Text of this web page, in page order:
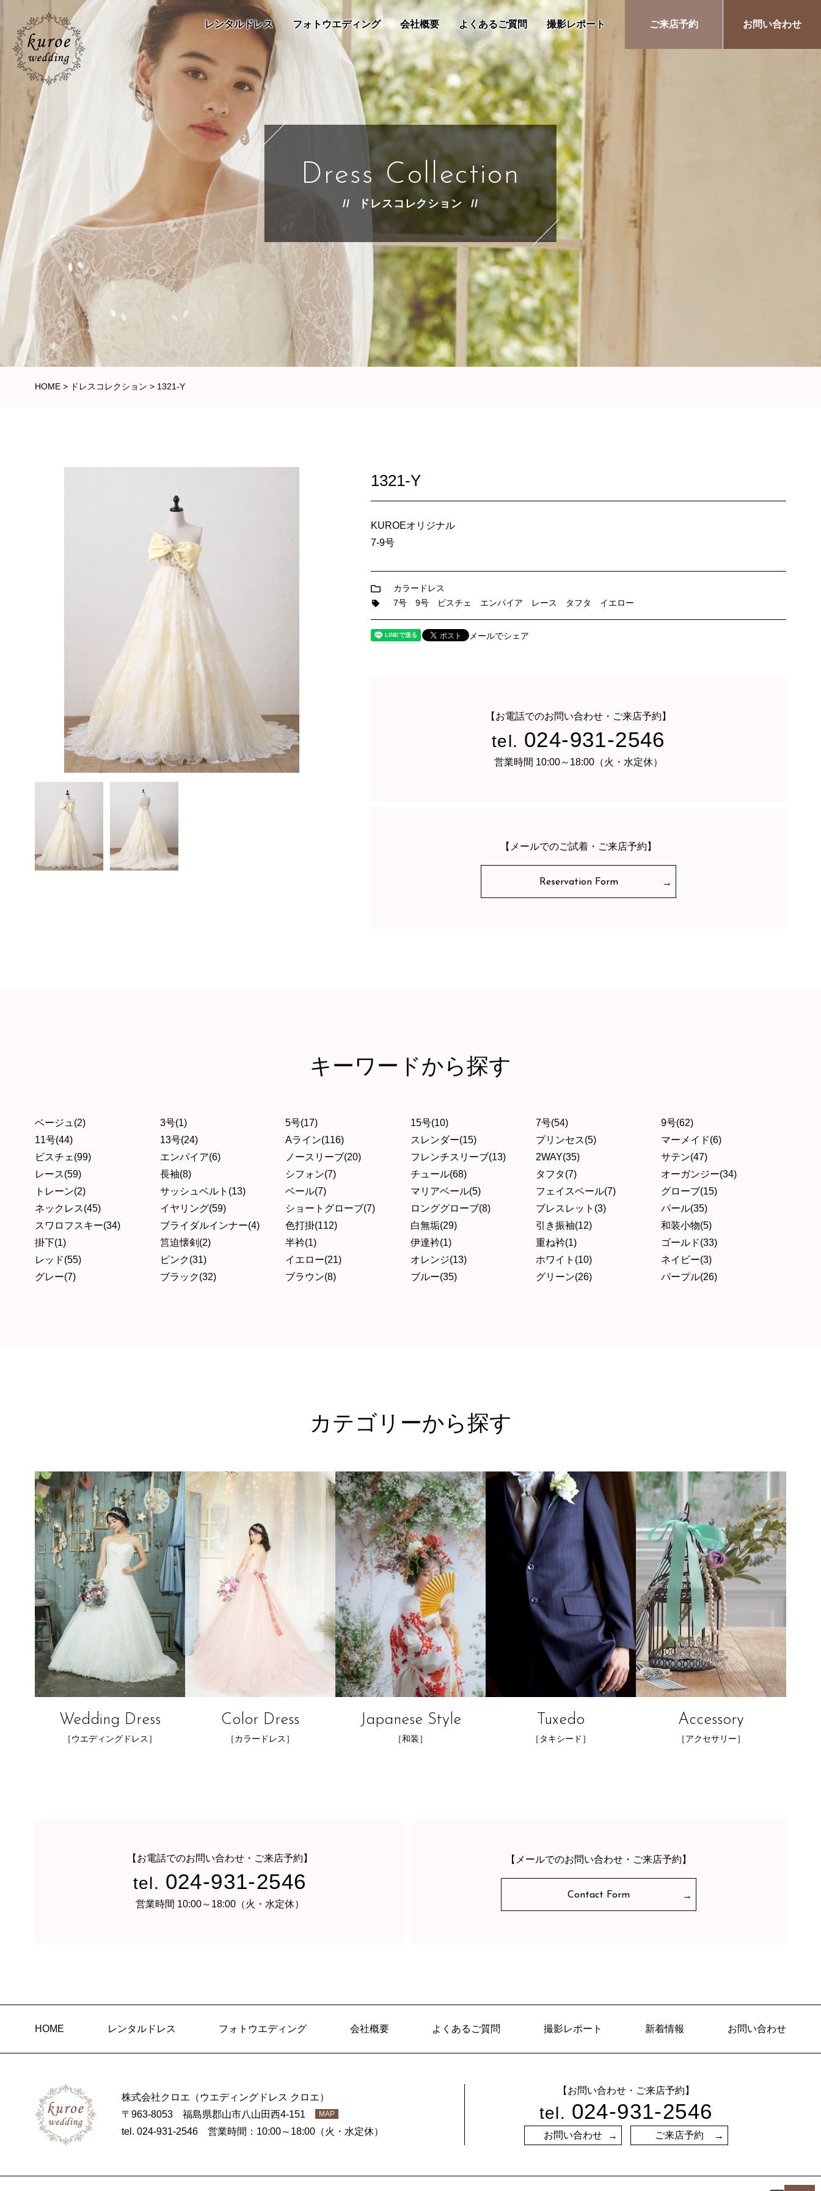
レンタルドレス フォトウエディング 会社概要 よくあるご質問 撮影レポート ご来店予約 お問い合わせ
Dress Collection
ドレスコレクション
HOME > ドレスコレクション > 1321-Y
1321-Y
KUROEオリジナル
7-9号
カラードレス
7号
9号 ビスチェ エンパイア レース タフタ イエロー
メールでシェア
【お電話でのお問い合わせ・ご来店予約】
tel. 024-931-2546
営業時間 10:00～18:00（火・水定休）
【メールでのご試着・ご来店予約】
Reservation Form
キーワードから探す
ベージュ(2) 3号(1) 5号(17) 15号(10) 7号(54)
9号(62)
11号(44)
13号(24) Aライン(116) スレンダー(15) プリンセス(5)
マーメイド(6)
ビスチェ(99)
エンパイア(6) ノースリーブ(20) フレンチスリーブ(13) 2WAY(35)
サテン(47)
レース(59)
長袖(8) シフォン(7) チュール(68) タフタ(7)
オーガンジー(34)
トレーン(2)
サッシュベルト(13) ベール(7) マリアベール(5) フェイスベール(7)
グローブ(15)
ネックレス(45)
イヤリング(59) ショートグローブ(7) ロンググローブ(8) ブレスレット(3)
パール(35)
スワロフスキー(34)
ブライダルインナー(4) 色打掛(112) 白無垢(29) 引き振袖(12)
和装小物(5)
掛下(1)
筥迫懐剣(2) 半衿(1) 伊達衿(1) 重ね衿(1)
ゴールド(33)
レッド(55)
ピンク(31) イエロー(21) オレンジ(13) ホワイト(10)
ネイビー(3)
グレー(7)
ブラック(32) ブラウン(8) ブルー(35) グリーン(26) パープル(26)
カテゴリーから探す
Wedding Dress
［ウエディングドレス］
Color Dress
［カラードレス］
Japanese Style
［和装］
Tuxedo
［タキシード］
Accessory
［アクセサリー］
【お電話でのお問い合わせ・ご来店予約】
tel. 024-931-2546
営業時間 10:00～18:00（火・水定休）
【メールでのお問い合わせ・ご来店予約】
Contact Form
HOME レンタルドレス フォトウエディング 会社概要 よくあるご質問 撮影レポート 新着情報 お問い合わせ
株式会社クロエ（ウエディングドレス クロエ）
〒963-8053 福島県郡山市八山田西4-151
MAP
tel. 024-931-2546 営業時間：10:00～18:00（火・水定休）
【お問い合わせ・ご来店予約】
tel. 024-931-2546
お問い合わせ ご来店予約